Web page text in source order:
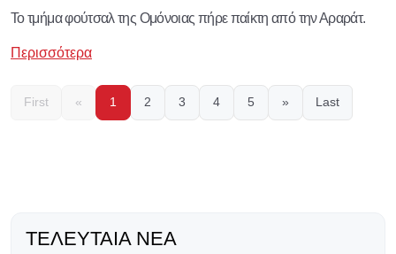
Το τμήμα φούτσαλ της Ομόνοιας πήρε παίκτη από την Αραράτ.
Περισσότερα
First « 1 2 3 4 5 » Last
ΤΕΛΕΥΤΑΊΑ ΝΈΑ